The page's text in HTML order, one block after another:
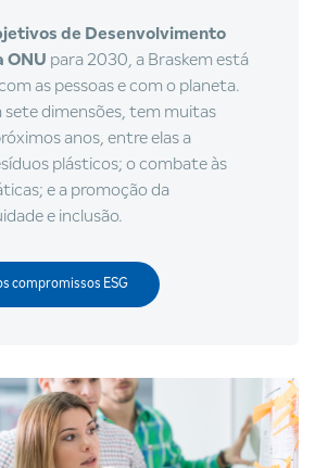
de Desenvolvimento
ONU para 2030, a Braskem está
as pessoas e com o planeta.
sete dimensões, tem muitas
anos, entre elas a
plásticos; o combate às
e a promoção da
e inclusão.
compromissos ESG